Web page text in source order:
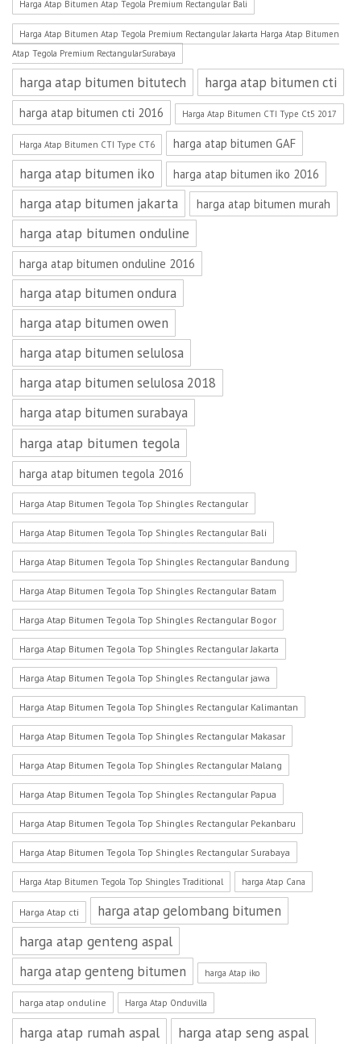
Harga Atap Bitumen Atap Tegola Premium Rectangular Bali
Harga Atap Bitumen Atap Tegola Premium Rectangular Jakarta Harga Atap Bitumen
Atap Tegola Premium RectangularSurabaya
harga atap bitumen bitutech harga atap bitumen cti
harga atap bitumen cti 2016 Harga Atap Bitumen CTI Type Ct5 2017
Harga Atap Bitumen CTI Type CT6 harga atap bitumen GAF
harga atap bitumen iko harga atap bitumen iko 2016
harga atap bitumen jakarta harga atap bitumen murah
harga atap bitumen onduline
harga atap bitumen onduline 2016
harga atap bitumen ondura
harga atap bitumen owen
harga atap bitumen selulosa
harga atap bitumen selulosa 2018
harga atap bitumen surabaya
harga atap bitumen tegola
harga atap bitumen tegola 2016
Harga Atap Bitumen Tegola Top Shingles Rectangular
Harga Atap Bitumen Tegola Top Shingles Rectangular Bali
Harga Atap Bitumen Tegola Top Shingles Rectangular Bandung
Harga Atap Bitumen Tegola Top Shingles Rectangular Batam
Harga Atap Bitumen Tegola Top Shingles Rectangular Bogor
Harga Atap Bitumen Tegola Top Shingles Rectangular Jakarta
Harga Atap Bitumen Tegola Top Shingles Rectangular jawa
Harga Atap Bitumen Tegola Top Shingles Rectangular Kalimantan
Harga Atap Bitumen Tegola Top Shingles Rectangular Makasar
Harga Atap Bitumen Tegola Top Shingles Rectangular Malang
Harga Atap Bitumen Tegola Top Shingles Rectangular Papua
Harga Atap Bitumen Tegola Top Shingles Rectangular Pekanbaru
Harga Atap Bitumen Tegola Top Shingles Rectangular Surabaya
Harga Atap Bitumen Tegola Top Shingles Traditional harga Atap Cana
Harga Atap cti harga atap gelombang bitumen
harga atap genteng aspal
harga atap genteng bitumen harga Atap iko
harga atap onduline Harga Atap Onduvilla
harga atap rumah aspal
harga atap seng aspal